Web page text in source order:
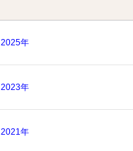
2025年
2023年
2021年